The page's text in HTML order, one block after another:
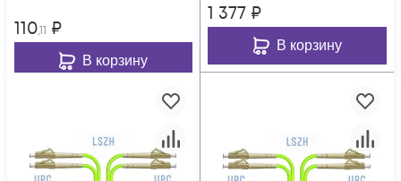
110,11 ₽
В корзину
1 377 ₽
В корзину